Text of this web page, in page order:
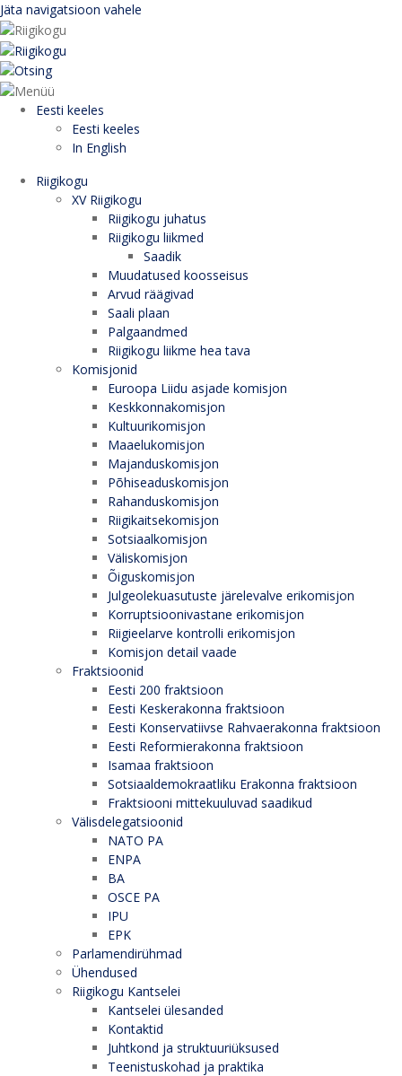
Jäta navigatsioon vahele
Eesti keeles
Eesti keeles
In English
Riigikogu
XV Riigikogu
Riigikogu juhatus
Riigikogu liikmed
Saadik
Muudatused koosseisus
Arvud räägivad
Saali plaan
Palgaandmed
Riigikogu liikme hea tava
Komisjonid
Euroopa Liidu asjade komisjon
Keskkonnakomisjon
Kultuurikomisjon
Maaelukomisjon
Majanduskomisjon
Põhiseaduskomisjon
Rahanduskomisjon
Riigikaitsekomisjon
Sotsiaalkomisjon
Väliskomisjon
Õiguskomisjon
Julgeolekuasutuste järelevalve erikomisjon
Korruptsioonivastane erikomisjon
Riigieelarve kontrolli erikomisjon
Komisjon detail vaade
Fraktsioonid
Eesti 200 fraktsioon
Eesti Keskerakonna fraktsioon
Eesti Konservatiivse Rahvaerakonna fraktsioon
Eesti Reformierakonna fraktsioon
Isamaa fraktsioon
Sotsiaaldemokraatliku Erakonna fraktsioon
Fraktsiooni mittekuuluvad saadikud
Välisdelegatsioonid
NATO PA
ENPA
BA
OSCE PA
IPU
EPK
Parlamendirühmad
Ühendused
Riigikogu Kantselei
Kantselei ülesanded
Kontaktid
Juhtkond ja struktuuriüksused
Teenistuskohad ja praktika